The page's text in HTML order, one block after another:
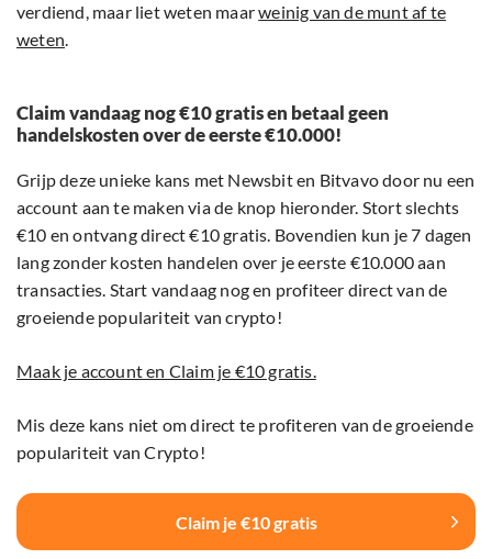
verdiend, maar liet weten maarweinig van de munt af te
weten.
Claim vandaag nog €10 gratis en betaal geen
handelskosten over de eerste €10.000!
Grijp deze unieke kans met Newsbit en Bitvavo door nu een
account aan te maken via de knop hieronder. Stort slechts
€10 en ontvang direct €10 gratis. Bovendien kun je 7 dagen
lang zonder kosten handelen over je eerste €10.000 aan
transacties. Start vandaag nog en profiteer direct van de
groeiende populariteit van crypto!
Maak je account en Claim je €10 gratis.
Mis deze kans niet om direct te profiteren van de groeiende
populariteit van Crypto!
Claim je €10 gratis